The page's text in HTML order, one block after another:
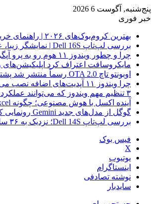
پنج‌شنبه, آگوست 6 2026
خبر فوری
بهترین کروم‌بوک‌های ۲۰۲۶ | راهنمای خرید بر اساس تست واقعی
بررسی لپ‌تاپ Dell 16S | نمایشگر زیبا، عملکردی که انتظارش رو نداری
چرا و چطور ویندوز ۱۱ هوم رو به پرو آپگرید کنیم؟
مایکروسافت اعتراف کرد اپلیکیشن‌های ویندوز ۱۱ رم زیادی مصرف می‌کنند؛
اوبونتو تاچ OTA 2.0 رسماً منتشر شد پشتیبانی از گوشی‌ها و تبلت‌های لینوکسی بیشتر
چرا ویندوز ۱۱ آپدیت‌های اضافه نصب می‌کند؟ اگر این تنظیم را روشن کرده‌اید، مراقب باشید!
۳ تنظیم مهم ویندوز که می‌توانند عملکرد کامپیوتر شما را متحول کنند
آینده اکسل با هوش مصنوعی؛ چگونه Excel و AI هر روز هوشمندتر و نزدیک‌تر می‌شوند؟
گوگل از مدل‌های جدید Gemini رونمایی کرد؛ اما محبوب‌ترین مدل هنوز عرضه نشده است
بررسی لپ‌تاپ Dell 14S؛ نزدیک به ۳۶ ساعت شارژدهی باتری، اما با چندین نقطه ضعف
فیس بوک
X
یوتیوب
اینستاگرام
نوشته تصادفی
سایدبار